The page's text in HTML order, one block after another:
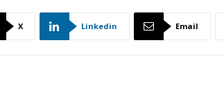
X Linkedin Email